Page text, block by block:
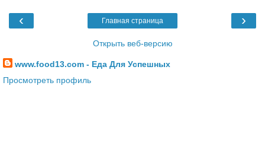
‹ ›
Главная страница
Открыть веб-версию
www.food13.com - Еда Для Успешных
Просмотреть профиль